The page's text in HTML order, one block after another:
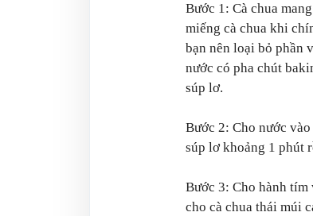
Bước 1: Cà chua
miếng cà chua khi
bạn nên loại bỏ phần
nước có pha chút
súp lơ.
Bước 2: Cho nước
súp lơ khoảng 1 phút
Bước 3: Cho hành
cho cà chua thái múi